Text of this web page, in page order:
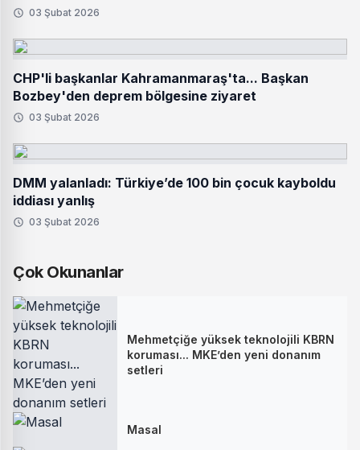
03 Şubat 2026
CHP'li başkanlar Kahramanmaraş'ta... Başkan
Bozbey'den deprem bölgesine ziyaret
03 Şubat 2026
DMM yalanladı: Türkiye’de 100 bin çocuk kayboldu
iddiası yanlış
03 Şubat 2026
Çok Okunanlar
Mehmetçiğe yüksek teknolojili KBRN
koruması... MKE’den yeni donanım
setleri
Masal